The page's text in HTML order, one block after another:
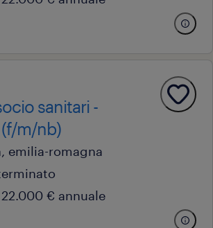
sanitari -
m/nb)
emilia-romagna
€ annuale